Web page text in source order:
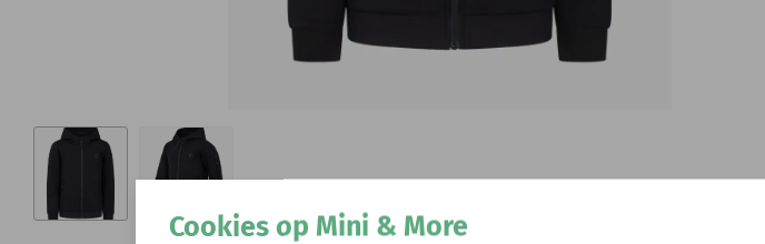
Cookies op Mini & More